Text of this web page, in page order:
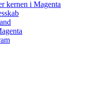
kernen i Magenta